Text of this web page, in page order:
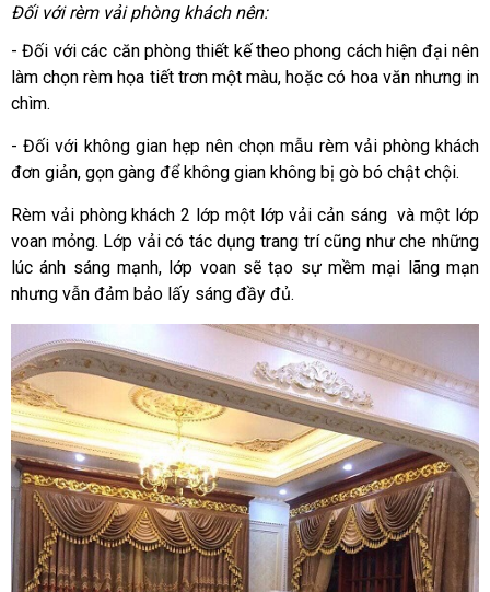
Đối với rèm vải phòng khách nên:
- Đối với các căn phòng thiết kế theo phong cách hiện đại nên
làm chọn rèm họa tiết trơn một màu, hoặc có hoa văn nhưng in
chìm.
- Đối với không gian hẹp nên chọn mẫu rèm vải phòng khách
đơn giản, gọn gàng để không gian không bị gò bó chật chội.
Rèm vải phòng khách 2 lớp một lớp vải cản sáng và một lớp
voan mỏng. Lớp vải có tác dụng trang trí cũng như che những
lúc ánh sáng mạnh, lớp voan sẽ tạo sự mềm mại lãng mạn
nhưng vẫn đảm bảo lấy sáng đầy đủ.